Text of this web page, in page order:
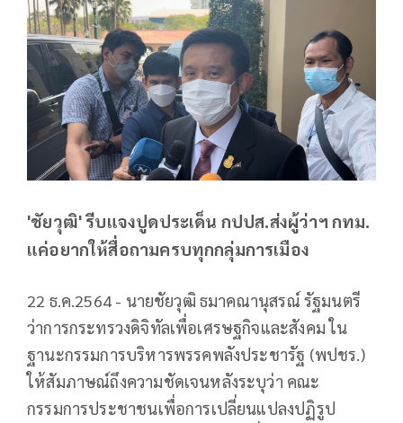
'ชัยวุฒิ' รีบแจงปูดประเด็น กปปส.ส่งผู้ว่าฯ กทม.
แค่อยากให้สื่อถามครบทุกกลุ่มการเมือง
22 ธ.ค.2564 - นายชัยวุฒิ ธมาคณานุสรณ์ รัฐมนตรี
ว่าการกระทรวงดิจิทัลเพื่อเศรษฐกิจและสังคม ใน
ฐานะกรรมการบริหารพรรคพลังประชารัฐ (พปชร.)
ให้สัมภาษณ์ถึงความชัดเจนหลังระบุว่า คณะ
กรรมการประชาชนเพื่อการเปลี่ยนแปลงปฏิรูป